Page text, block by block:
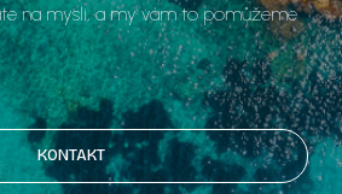
na mysli, a my vám to pomůžeme
KONTAKT